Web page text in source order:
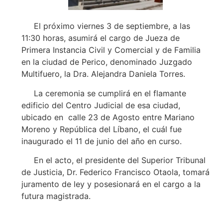
El próximo viernes 3 de septiembre, a las
11:30 horas, asumirá el cargo de Jueza de
Primera Instancia Civil y Comercial y de Familia
en la ciudad de Perico, denominado Juzgado
Multifuero, la Dra. Alejandra Daniela Torres.
La ceremonia se cumplirá en el flamante
edificio del Centro Judicial de esa ciudad,
ubicado en calle 23 de Agosto entre Mariano
Moreno y República del Líbano, el cuál fue
inaugurado el 11 de junio del año en curso.
En el acto, el presidente del Superior Tribunal
de Justicia, Dr. Federico Francisco Otaola, tomará
juramento de ley y posesionará en el cargo a la
futura magistrada.